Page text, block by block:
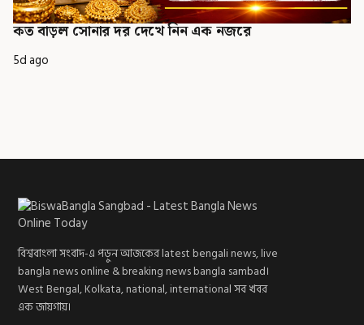
কত বাড়ল সোনার দর দেখে নিন এক নজরে
5d ago
বিশ্ববাংলা সংবাদ-এ পড়ুন আজকের latest bengali news, live
bangla news online & breaking news bangla sambad।
West Bengal, Kolkata, national, international সব খবর
এক জায়গায়।